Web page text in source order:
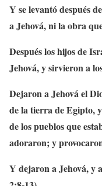
Y se levantó después
a Jehová, ni la obra
Después los hijos de
Jehová, y sirvieron a
Dejaron a Jehová el
de la tierra de Egipto,
de los pueblos que
adoraron; y
Y dejaron a Jehová, y